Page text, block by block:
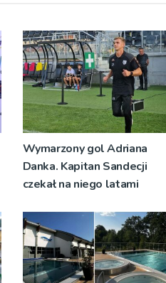
Wymarzony gol Adriana
Danka. Kapitan Sandecji
czekał na niego latami